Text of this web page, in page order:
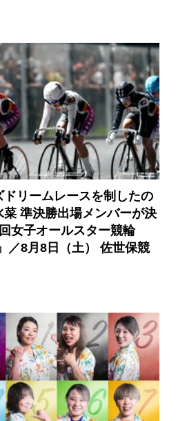
ドリームレースを制したの
菜 準決勝出場メンバーが決
女子オールスター競輪
／8月8日（土） 佐世保競